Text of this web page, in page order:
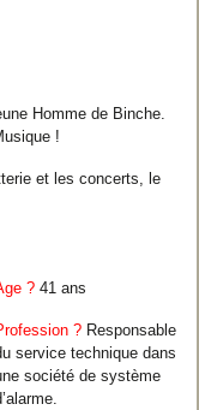
Homme de Binche.
!
et les concerts, le
? 41 ans
? Responsable
service technique dans
société de système